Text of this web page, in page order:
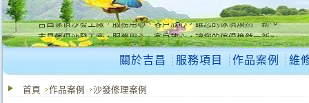
吉昌傢俱沙發工廠，服務用心、客戶放心，讓您的傢俱煥然一新～
吉昌傢俱沙發工廠，服務用心、客戶放心，讓您的傢俱煥然一新～
關於吉昌 服務項目 作品案例 維
首頁 作品案例 沙發修理案例